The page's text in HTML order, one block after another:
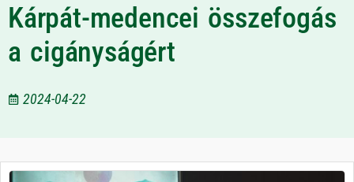
Kárpát-medencei összefogás
a cigányságért
2024-04-22